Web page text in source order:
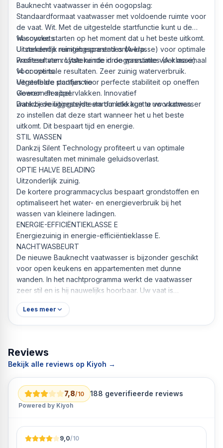
Bauknecht vaatwasser in één oogopslag:
Standaardformaat vaatwasser met voldoende ruimte voor
de vaat. Wit. Met de uitgestelde startfunctie kunt u de
wascyclus starten op het moment dat u het beste uitkomt.
Uitstekende reinigingsprestaties (A-klasse) voor optimale
wasresultaten. Uitstekende droogprestaties (A-klasse)
voor optimale resultaten. Zeer zuinig waterverbruik.
Verstelbare pootjes voor perfecte stabiliteit op oneffen
vloeren en oppervlakken. Innovatief
waterbeveiligingssysteem om lekkage te voorkomen.
14 couverts
Uitzonderlijk ruimtebesparend ontwerp.
Profiteer van royale ruimte in de wasruimte voor maximaal
14 couverts.
Uitgestelde startfunctie
Gewoon flexibel.
Dankzij de uitgestelde startfunctie kunt u uw vaatwasser
zo instellen dat deze start wanneer het u het beste
uitkomt. Dit bespaart tijd en energie.
STIL WASSEN
Dankzij Silent Technology profiteert u van optimale
wasresultaten met minimale geluidsoverlast.
OPTIE HALVE BELADING
Uitzonderlijk zuinig.
De kortere programmacyclus bespaart grondstoffen en
optimaliseert het water- en energieverbruik bij het
wassen van kleinere ladingen.
ENERGIE-EFFICIËNTIEKLASSE E
Energiezuinig in energie-efficiëntieklasse E.
NACHTWASBEURT
De nieuwe Bauknecht vaatwasser is bijzonder geschikt
voor open keukens en appartementen met dunne
wanden. In het nachtprogramma werkt de vaatwasser
zeer stil en is hij nauwelijks hoorbaar. Uw vaat is
gegarandeerd schoon in het energiezuinige
nachtprogramma, terwijl u geniet van een rustige
nachtrust.
Lees meer
Reviews
Bekijk alle reviews op Kiyoh →
7,8/10 188 geverifieerde reviews
Powered by Kiyoh
9,0/10